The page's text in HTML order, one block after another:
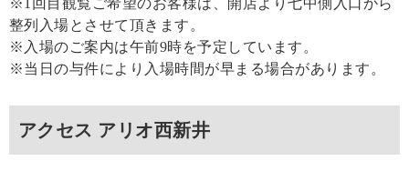
整列入場とさせて頂きます。
※入場のご案内は午前9時を予定しています。
※当日の与件により入場時間が早まる場合があります。
アクセス アリオ西新井